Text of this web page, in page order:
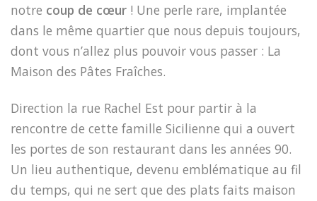
notre coup de cœur ! Une perle rare, implantée
dans le même quartier que nous depuis toujours,
dont vous n’allez plus pouvoir vous passer : La
Maison des Pâtes Fraîches.
Direction la rue Rachel Est pour partir à la
rencontre de cette famille Sicilienne qui a ouvert
les portes de son restaurant dans les années 90.
Un lieu authentique, devenu emblématique au fil
du temps, qui ne sert que des plats faits maison